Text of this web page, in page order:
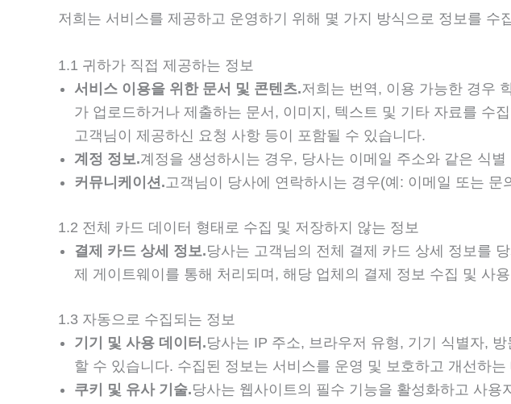
저희는 서비스를 제공하고 운영하기 위해 몇 가지 방식으로 정보를 수
1.1 귀하가 직접 제공하는 정보
서비스 이용을 위한 문서 및 콘텐츠.저희는 번역, 이용 가능한 경우
가 업로드하거나 제출하는 문서, 이미지, 텍스트 및 기타 자료를 수
고객님이 제공하신 요청 사항 등이 포함될 수 있습니다.
계정 정보.계정을 생성하시는 경우, 당사는 이메일 주소와 같은 식
커뮤니케이션.고객님이 당사에 연락하시는 경우(예: 이메일 또는
1.2 전체 카드 데이터 형태로 수집 및 저장하지 않는 정보
결제 카드 상세 정보.당사는 고객님의 전체 결제 카드 상세 정보를
제 게이트웨이를 통해 처리되며, 해당 업체의 결제 정보 수집 및 사
1.3 자동으로 수집되는 정보
기기 및 사용 데이터.당사는 IP 주소, 브라우저 유형, 기기 식별자,
할 수 있습니다. 수집된 정보는 서비스를 운영 및 보호하고 개선하는
쿠키 및 유사 기술.당사는 웹사이트의 필수 기능을 활성화하고 사